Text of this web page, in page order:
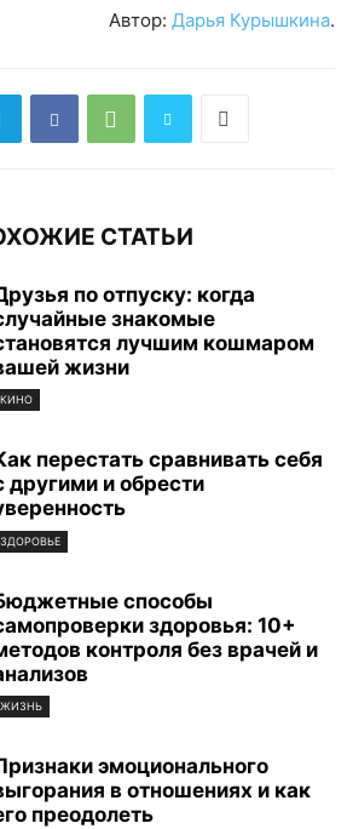
Автор: Дарья Курышкина.
СТАТЬИ
по отпуску: когда
знакомые
лучшим кошмаром
жизни
КИНО
перестать сравнивать себя
другими и обрести
ЗДОРОВЬЕ
способы
здоровья: 10+
контроля без врачей и
ЖИЗНЬ
эмоционального
в отношениях и как
преодолеть